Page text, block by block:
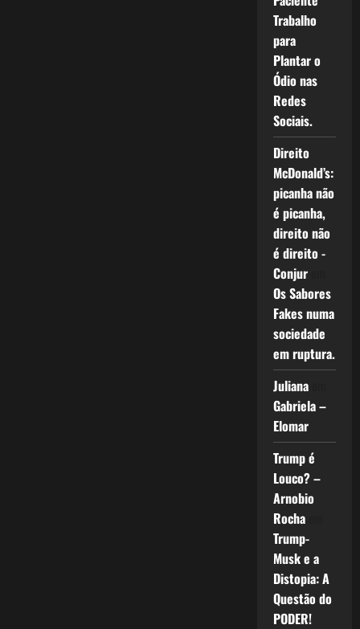
Trabalho
para
Plantar o
Ódio nas
Redes
Sociais.
Direito
McDonald’s:
picanha não
é picanha,
direito não
é direito -
Conjurem
Os Sabores
Fakes numa
sociedade
em ruptura.
Julianaem
Gabriela –
Elomar
Trump é
Louco? –
Arnobio
Rochaem
Trump-
Musk e a
Distopia: A
Questão do
PODER!